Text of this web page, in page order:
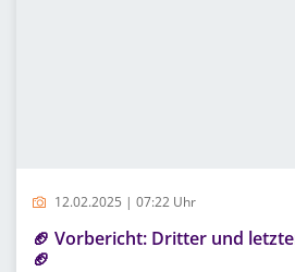
12.02.2025 | 07:22 Uhr
🏈 Vorbericht: Dritter und
🏈